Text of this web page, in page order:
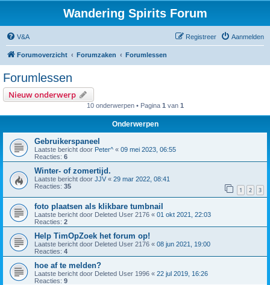
Wandering Spirits Forum
V&A Aanmelden
Registreer
Forumoverzicht Forumzaken Forumlessen
Forumlessen
Nieuw onderwerp
10 onderwerpen • Pagina 1 van 1
Onderwerpen
Gebruikerspaneel
Laatste bericht door Peter^ « 09 mei 2023, 06:55
Reacties: 6
Winter- of zomertijd.
Laatste bericht door JJV « 29 mar 2022, 08:41
Reacties: 35 1 2 3
foto plaatsen als klikbare tumbnail
Laatste bericht door Deleted User 2176 « 01 okt 2021, 22:03
Reacties: 2
Help TimOpZoek het forum op!
Laatste bericht door Deleted User 2176 « 08 jun 2021, 19:00
Reacties: 4
hoe af te melden?
Laatste bericht door Deleted User 1996 « 22 jul 2019, 16:26
Reacties: 9